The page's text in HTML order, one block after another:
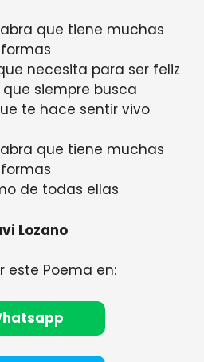
que tiene muchas
formas
necesita para ser feliz
que siempre busca
te hace sentir vivo
que tiene muchas
formas
de todas ellas
Lozano
este Poema en: